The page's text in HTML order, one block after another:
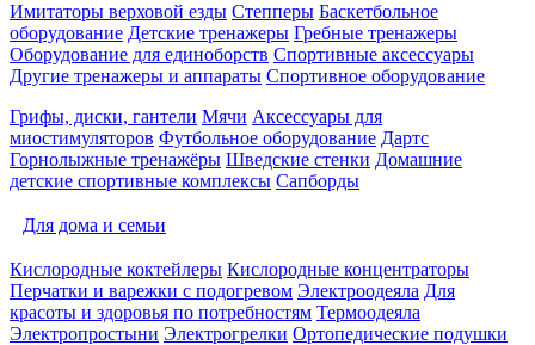
Имитаторы верховой езды Степперы Баскетбольное
оборудование Детские тренажеры Гребные тренажеры
Оборудование для единоборств Спортивные аксессуары
Другие тренажеры и аппараты Спортивное оборудование
Грифы, диски, гантели Мячи Аксессуары для
миостимуляторов Футбольное оборудование Дартс
Горнолыжные тренажёры Шведские стенки Домашние
детские спортивные комплексы Сапборды
Для дома и семьи
Кислородные коктейлеры Кислородные концентраторы
Перчатки и варежки с подогревом Электроодеяла Для
красоты и здоровья по потребностям Термоодеяла
Электропростыни Электрогрелки Ортопедические подушки